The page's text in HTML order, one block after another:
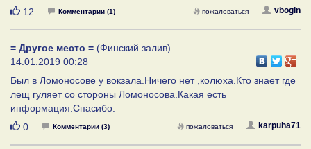
Нравится
12 Комментарии (1) vbogin
пожаловаться
= Другое место = (Финский залив)
14.01.2019 00:28
Был в Ломоносове у вокзала.Ничего нет ,колюха.Кто знает где
лещ гуляет со стороны Ломоносова.Какая есть
информация.Спасибо.
Нравится
0 Комментарии (3) karpuha71
пожаловаться